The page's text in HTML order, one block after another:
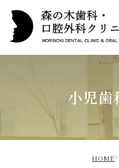
小児歯
HOME